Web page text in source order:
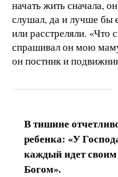
начать жить сначала,
слушал, да и лучше бы
или расстреляли. «Что
спрашивал он мою
он постник и
В тишине
ребенка: «У
каждый идет
Богом».